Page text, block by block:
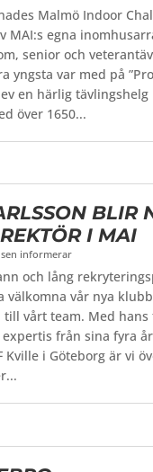
Malmö Indoor
MAI:s egna
senior och
yngsta var med på
en härlig tävlingshelg
över 1650...
BLIR
I MAI
informerar
och lång
välkomna vår nya
till vårt team. Med
från sina fyra
Kville i Göteborg är vi